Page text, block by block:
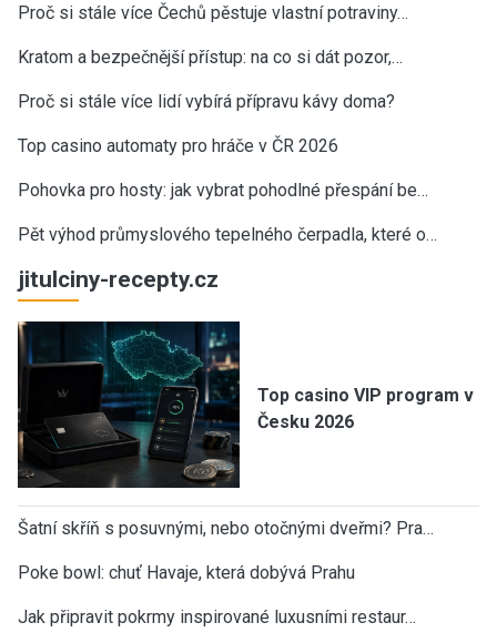
Proč si stále více Čechů pěstuje vlastní potraviny…
Kratom a bezpečnější přístup: na co si dát pozor,…
Proč si stále více lidí vybírá přípravu kávy doma?
Top casino automaty pro hráče v ČR 2026
Pohovka pro hosty: jak vybrat pohodlné přespání be…
Pět výhod průmyslového tepelného čerpadla, které o…
jitulciny-recepty.cz
Top casino VIP program v
Česku 2026
Šatní skříň s posuvnými, nebo otočnými dveřmi? Pra…
Poke bowl: chuť Havaje, která dobývá Prahu
Jak připravit pokrmy inspirované luxusními restaur…